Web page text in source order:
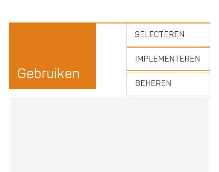
Gebruiken
SELECTEREN
IMPLEMENTEREN
BEHEREN